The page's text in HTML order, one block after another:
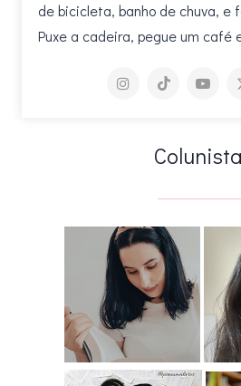
de bicicleta, banho de chuva, e
Puxe a cadeira, pegue um café